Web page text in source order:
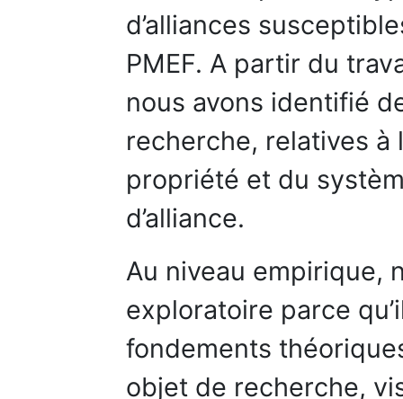
d’alliances
PMEF. A partir du
nous avons identifié
recherche, relatives à
propriété et du
d’alliance.
Au niveau empirique,
exploratoire parce
fondements
objet de recherche,